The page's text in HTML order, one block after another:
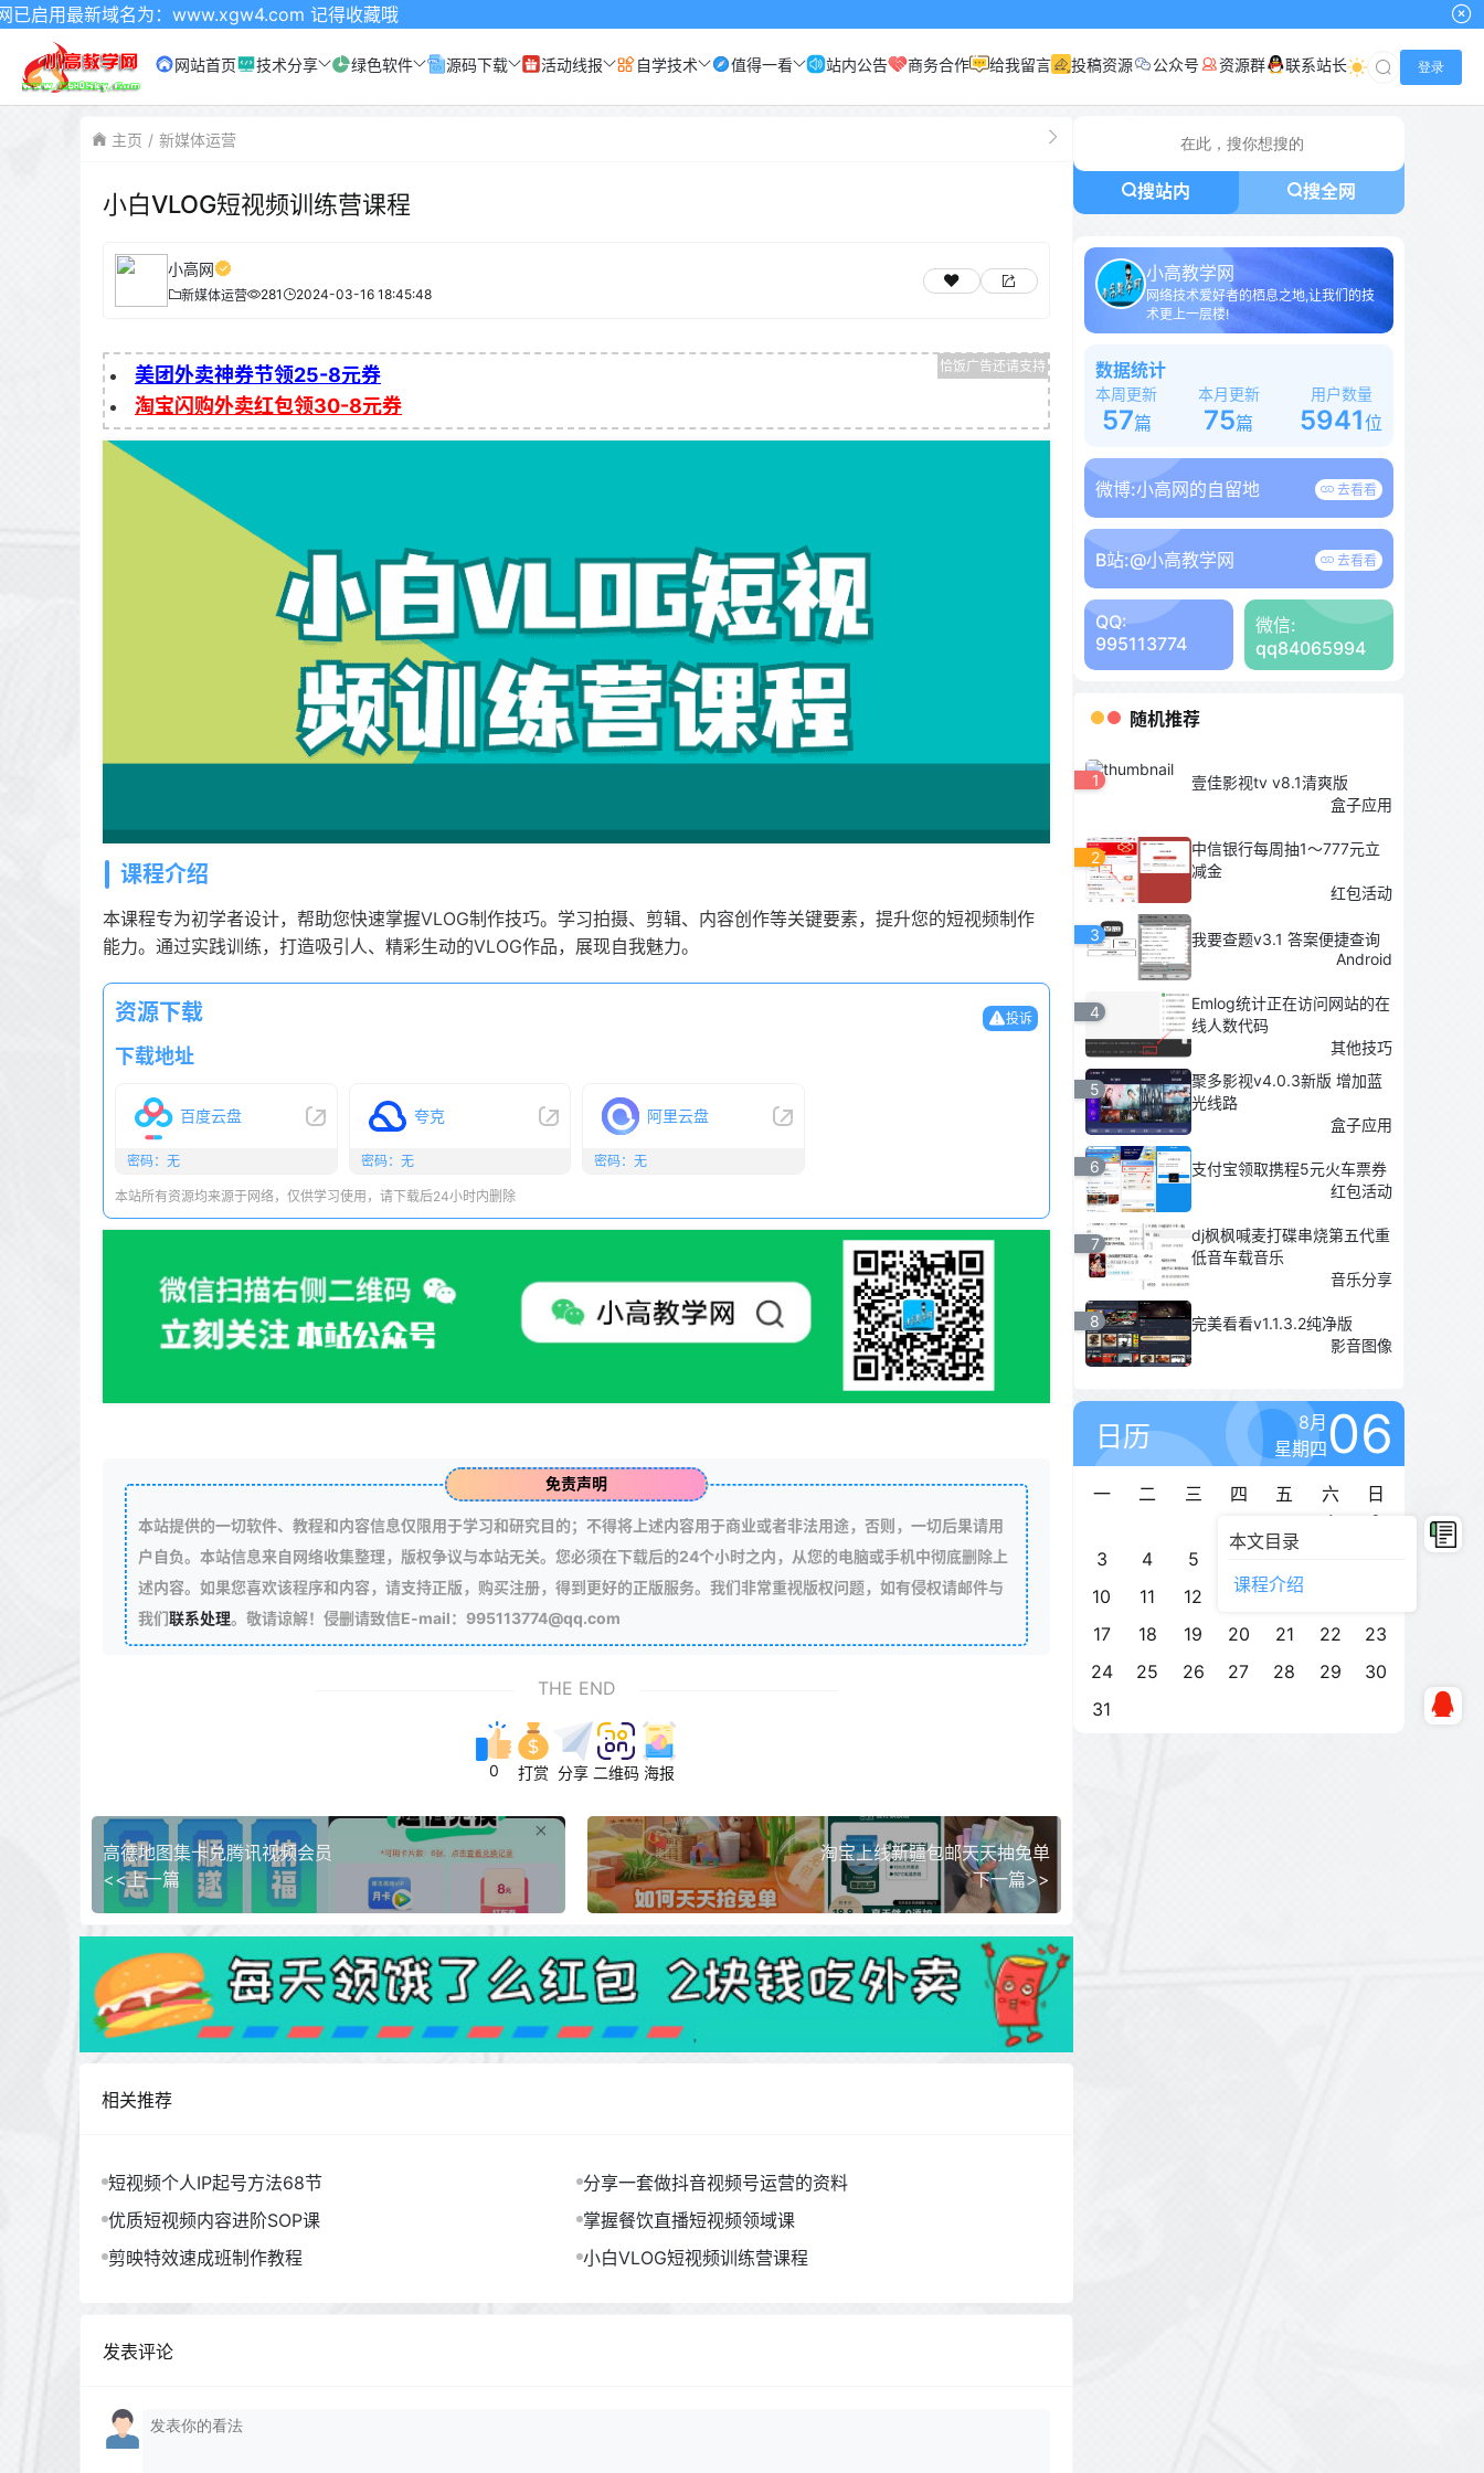
本文目录
课程介绍
域名为：www.xgw4.com 记得收藏哦
网站首页 技术分享 绿色软件 源码下载 活动线报 自学技术 值得一看 站内公告 商务合作 给我留言 投稿资源 公众号 资源群 联系站长 登录
主页 新媒体运营
小白VLOG短视频训练营课程
小高网
新媒体运营 281 2024-03-16 18:45:48
美团外卖神券节领25-8元券
淘宝闪购外卖红包领30-8元券
课程介绍
本课程专为初学者设计，帮助您快速掌握VLOG制作技巧。学习拍摄、剪辑、内容创作等关键要素，提升您的短视频制作
能力。通过实践训练，打造吸引人、精彩生动的VLOG作品，展现自我魅力。
资源下载 投诉
下载地址
百度云盘
密码：无
夸克
密码：无
阿里云盘
密码：无
本站所有资源均来源于网络，仅供学习使用，请下载后24小时内删除
免责声明
本站提供的一切软件、教程和内容信息仅限用于学习和研究目的；不得将上述内容用于商业或者非法用途，否则，一切后果请用
户自负。本站信息来自网络收集整理，版权争议与本站无关。您必须在下载后的24个小时之内，从您的电脑或手机中彻底删除上
述内容。如果您喜欢该程序和内容，请支持正版，购买注册，得到更好的正版服务。我们非常重视版权问题，如有侵权请邮件与
我们联系处理。敬请谅解！侵删请致信E-mail：995113774@qq.com
THE END
0 打赏 分享 二维码 海报
高德地图集卡兑腾讯视频会员
<<上一篇
淘宝上线新疆包邮天天抽免单
下一篇>>
相关推荐
短视频个人IP起号方法68节
分享一套做抖音视频号运营的资料
优质短视频内容进阶SOP课
掌握餐饮直播短视频领域课
剪映特效速成班制作教程
小白VLOG短视频训练营课程
发表评论
搜站内 搜全网
小高教学网
网络技术爱好者的栖息之地,让我们的技
术更上一层楼!
数据统计
本周更新
57篇
本月更新
75篇
用户数量
5941位
微博:小高网的自留地 去看看
B站:@小高教学网 去看看
QQ:
995113774
微信:
qq84065994
随机推荐
1
壹佳影视tv v8.1清爽版
盒子应用
2
中信银行每周抽1～777元立
减金
红包活动
3
我要查题v3.1 答案便捷查询
Android
4
Emlog统计正在访问网站的在
线人数代码
其他技巧
5
聚多影视v4.0.3新版 增加蓝
光线路
盒子应用
6
支付宝领取携程5元火车票券
红包活动
7
dj枫枫喊麦打碟串烧第五代重
低音车载音乐
音乐分享
8
完美看看v1.1.3.2纯净版
影音图像
日历
8月
星期四06
一 二 三 四 五 六
日
1
2
3
4 5
10
11 12 13 14
17
18 19 20 21 22
23
24
25 26 27 28 29
30
31